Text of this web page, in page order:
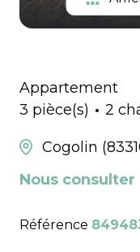
Appartement
3 pièce(s)
2
Cogolin
Nous consulter
Référence